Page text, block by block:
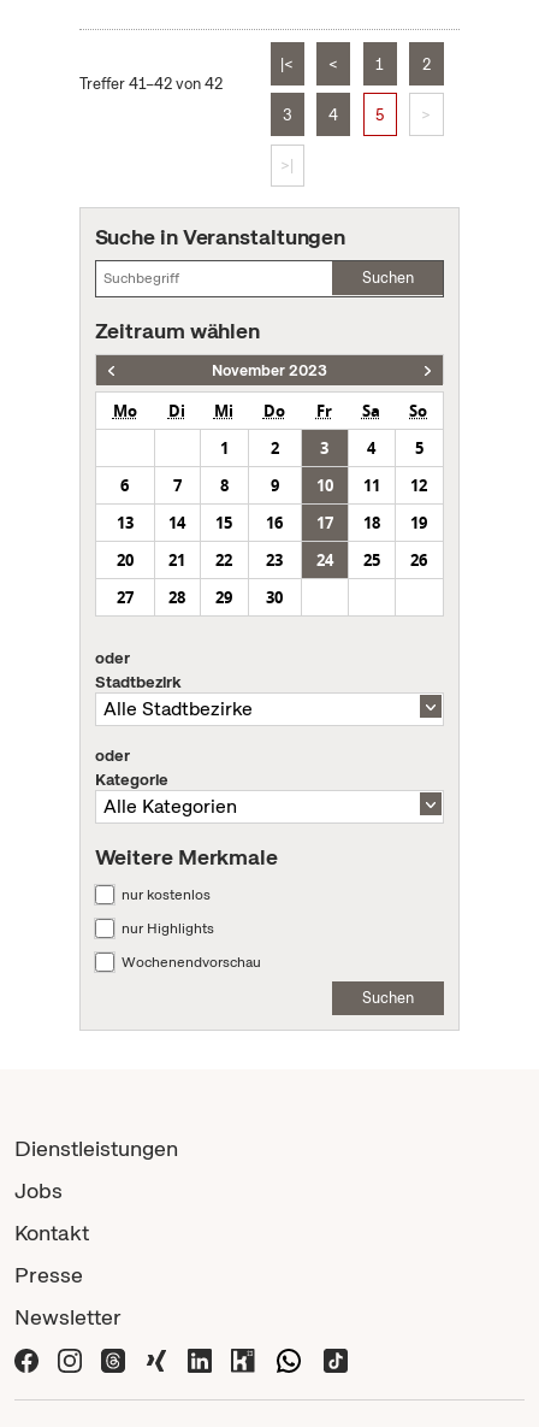
Treffer 41–42 von 42
|< < 1 2
3 4 5 >
>|
Suche in Veranstaltungen
Suchen
Zeitraum wählen
November 2023
Mo Di Mi Do Fr Sa
So
1
2 3 4
5
6
7 8 9 10 11
12
13
14 15 16 17 18
19
20
21 22 23 24 25
26
27
28 29 30
oder
Stadtbezirk
oder
Kategorie
Weitere Merkmale
nur kostenlos
nur Highlights
Wochenendvorschau
Suchen
Dienstleistungen
Jobs
Kontakt
Presse
Newsletter